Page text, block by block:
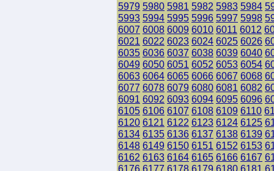
5979 5980 5981 5982 5983 5984
5993 5994 5995 5996 5997 5998
6007 6008 6009 6010 6011 6012
6021 6022 6023 6024 6025 6026
6035 6036 6037 6038 6039 6040
6049 6050 6051 6052 6053 6054
6063 6064 6065 6066 6067 6068
6077 6078 6079 6080 6081 6082
6091 6092 6093 6094 6095 6096
6105 6106 6107 6108 6109 6110
6120 6121 6122 6123 6124 6125
6134 6135 6136 6137 6138 6139
6148 6149 6150 6151 6152 6153
6162 6163 6164 6165 6166 6167
6176 6177 6178 6179 6180 6181